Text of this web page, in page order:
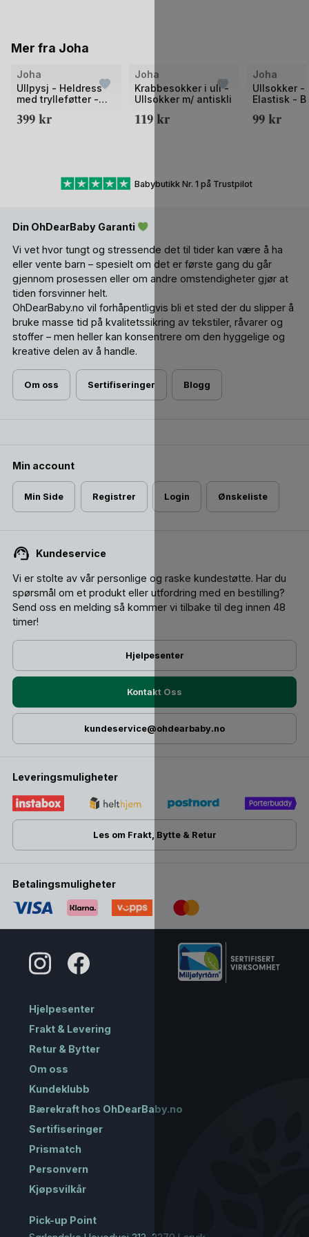
Mer fra Joha
Bilde
av
Joha
Ullpysj - Heldress
med trylleføtter -
Basic
399 kr
Bilde
av
Joha
Krabbesokker i ull -
Ullsokker m/ antiskli
119 kr
Bilde
av
2
Joha
Ullsokker -
Elastisk -
99 kr
Babybutikk Nr. 1 på Trustpilot
Din OhDearBaby Garanti
Vi vet hvor tungt og stressende det til tider kan være å ha
eller vente barn – spesielt om det er første gang du går
gjennom prosessen eller om andre omstendigheter gjør at
tiden forsvinner helt.
OhDearBaby.no vil forhåpentligvis bli et sted der du slipper å
bruke masse tid på kvalitetssikring av tekstiler, råvarer og
stoffer – men heller kan konsentrere om den hyggelige og
kreative delen av å handle.
Om oss Sertifiseringer Blogg
Min account
Min Side Registrer Login Ønskeliste
Kundeservice
Vi er stolte av vår personlige og raske kundestøtte. Har du
spørsmål om et produkt eller utfordring med en bestilling?
Send oss ​​en melding så kommer vi tilbake til deg innen 48
timer!
Hjelpesenter
Kontakt Oss
kundeservice@ohdearbaby.no
Leveringsmuligheter
Les om Frakt, Bytte & Retur
Betalingsmuligheter
Hjelpesenter
Frakt & Levering
Retur & Bytter
Om oss
Kundeklubb
Bærekraft hos OhDearBaby.no
Sertifiseringer
Prismatch
Personvern
Kjøpsvilkår
Pick-up Point